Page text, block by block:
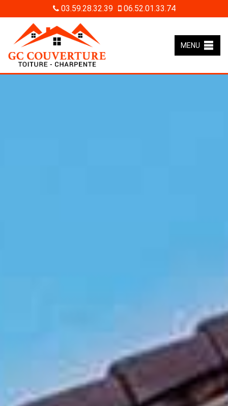
03.59.28.32.39 06.52.01.33.74
MENU